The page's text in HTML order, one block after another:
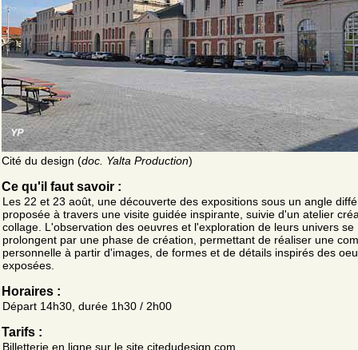
Cité du design (doc. Yalta Production)
Ce qu'il faut savoir :
Les 22 et 23 août, une découverte des expositions sous un angle
proposée à travers une visite guidée inspirante, suivie d'un atelier
collage. L'observation des oeuvres et l'exploration de leurs univers se
prolongent par une phase de création, permettant de réaliser une
personnelle à partir d'images, de formes et de détails inspirés des
exposées.
Horaires :
Départ 14h30, durée 1h30 / 2h00
Tarifs :
Billetterie en ligne sur le site citedudesign.com